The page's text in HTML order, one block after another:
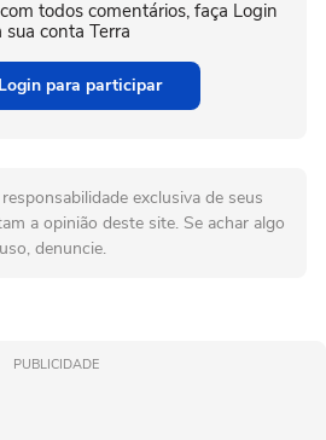
todos comentários, faça Login
sua conta Terra
para participar
exclusiva de seus
a opinião deste site. Se achar algo
denuncie.
PUBLICIDADE